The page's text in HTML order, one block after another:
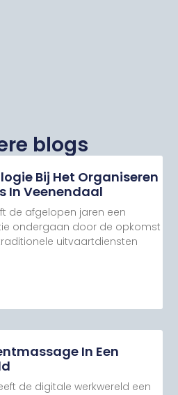
blogs
Bij Het Organiseren
In Veenendaal
de afgelopen jaren een
ondergaan door de opkomst
uitvaartdiensten
In Een
de digitale werkwereld een